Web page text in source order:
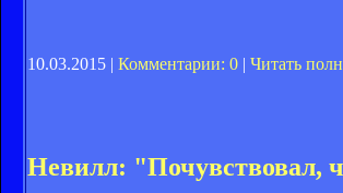
10.03.2015 | Комментарии: 0 | Читать
Невилл: "Почувствовал,